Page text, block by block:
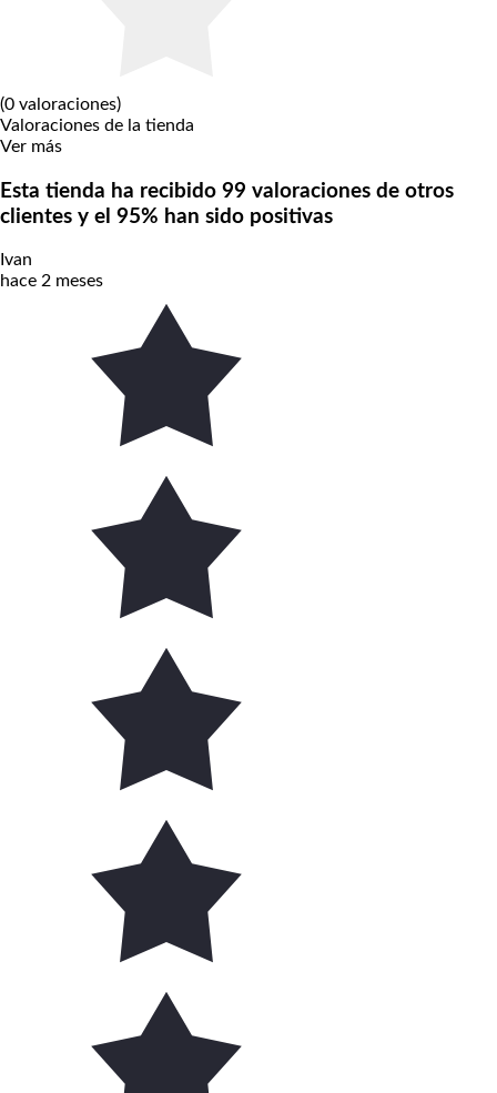
(0 valoraciones)
Valoraciones de la tienda
Ver más
Esta tienda ha recibido 99 valoraciones de otros
clientes y el 95% han sido positivas
Ivan
hace 2 meses